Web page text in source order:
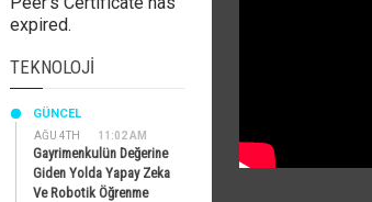
expired.
TEKNOLOJI
AĞU 4TH 11:02 AM
GÜNCEL
Gayrimenkulün Değerine
Giden Yolda Yapay Zeka
Ve Robotik Öğrenme